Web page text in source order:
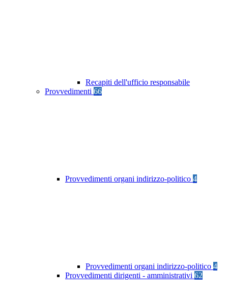
Recapiti dell'ufficio responsabile
Provvedimenti 66
Provvedimenti organi indirizzo-politico 4
Provvedimenti organi indirizzo-politico 4
Provvedimenti dirigenti - amministrativi 62